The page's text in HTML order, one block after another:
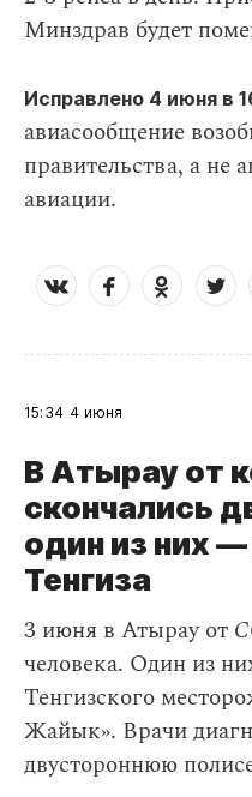
Минздрав будет
Исправлено 4 июня в
авиасообщение
правительства, а не
авиации.
15:34 4 июня
В Атырау от
скончались
один из них
Тенгиза
3 июня в Атырау от
человека. Один из
Тенгизского
Жайык». Врачи
двустороннюю